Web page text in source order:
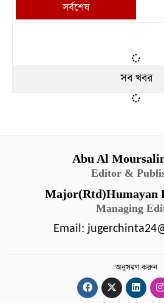
সর্বশেষ
সব খবর
Abu Al
Editor &
Major(Rtd)Humayan
Managing
Email:
অনুসরণ করুন